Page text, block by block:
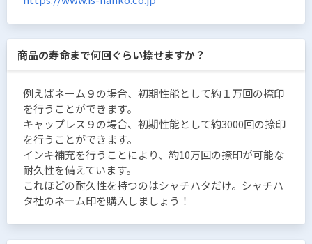
商品の寿命まで何回ぐらい捺せますか？
例えばネーム９の場合、初期性能として約１万回の捺印
を行うことができます。
キャップレス９の場合、初期性能として約3000回の捺印
を行うことができます。
インキ補充を行うことにより、約10万回の捺印が可能な
耐久性を備えています。
これほどの耐久性を持つのはシャチハタだけ。シャチハ
タ社のネーム印を購入しましょう！